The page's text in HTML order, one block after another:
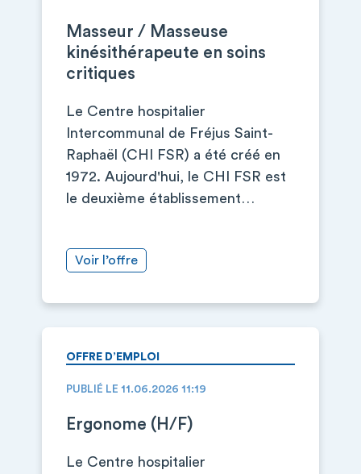
Masseur / Masseuse
kinésithérapeute en soins
critiques
Le Centre hospitalier
Intercommunal de Fréjus Saint-
Raphaël (CHI FSR) a été créé en
1972. Aujourd'hui, le CHI FSR est
le deuxième établissement…
Voir l’offre
OFFRE D’EMPLOI
PUBLIÉ LE 11.06.2026 11:19
Ergonome (H/F)
Le Centre hospitalier